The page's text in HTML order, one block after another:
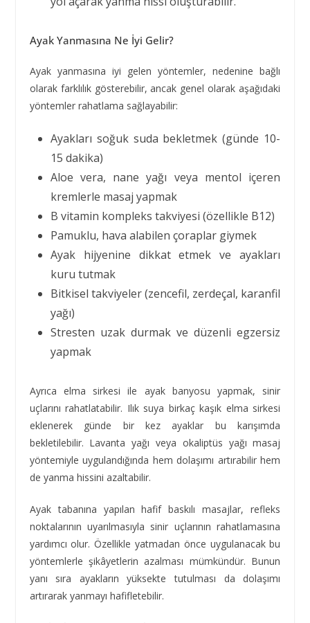
Ayak Yanmasına Ne İyi Gelir?
Ayak yanmasına iyi gelen yöntemler, nedenine bağlı
olarak farklılık gösterebilir, ancak genel olarak aşağıdaki
yöntemler rahatlama sağlayabilir:
Ayakları soğuk suda bekletmek (günde 10-
15 dakika)
Aloe vera, nane yağı veya mentol içeren
kremlerle masaj yapmak
B vitamin kompleks takviyesi (özellikle B12)
Pamuklu, hava alabilen çoraplar giymek
Ayak hijyenine dikkat etmek ve ayakları
kuru tutmak
Bitkisel takviyeler (zencefil, zerdeçal, karanfil
yağı)
Stresten uzak durmak ve düzenli egzersiz
yapmak
Ayrıca elma sirkesi ile ayak banyosu yapmak, sinir
uçlarını rahatlatabilir. Ilık suya birkaç kaşık elma sirkesi
eklenerek günde bir kez ayaklar bu karışımda
bekletilebilir. Lavanta yağı veya okaliptüs yağı masaj
yöntemiyle uygulandığında hem dolaşımı artırabilir hem
de yanma hissini azaltabilir.
Ayak tabanına yapılan hafif baskılı masajlar, refleks
noktalarının uyarılmasıyla sinir uçlarının rahatlamasına
yardımcı olur. Özellikle yatmadan önce uygulanacak bu
yöntemlerle şikâyetlerin azalması mümkündür. Bunun
yanı sıra ayakların yüksekte tutulması da dolaşımı
artırarak yanmayı hafifletebilir.